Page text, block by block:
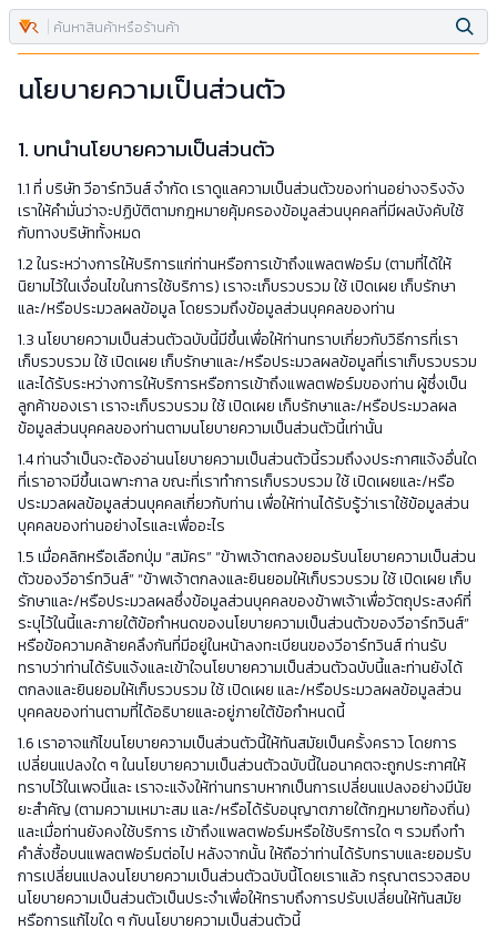
นโยบายความเป็นส่วนตัว
1. บทนำนโยบายความเป็นส่วนตัว
1.1 ที่ บริษัท วีอาร์ทวินส์ จำกัด เราดูแลความเป็นส่วนตัวของท่านอย่างจริงจัง
เราให้คำมั่นว่าจะปฏิบัติตามกฎหมายคุ้มครองข้อมูลส่วนบุคคลที่มีผลบังคับใช้
กับทางบริษัททั้งหมด
1.2 ในระหว่างการให้บริการแก่ท่านหรือการเข้าถึงแพลตฟอร์ม (ตามที่ได้ให้
นิยามไว้ในเงื่อนไขในการใช้บริการ) เราจะเก็บรวบรวม ใช้ เปิดเผย เก็บรักษา
และ/หรือประมวลผลข้อมูล โดยรวมถึงข้อมูลส่วนบุคคลของท่าน
1.3 นโยบายความเป็นส่วนตัวฉบับนี้มีขึ้นเพื่อให้ท่านทราบเกี่ยวกับวิธีการที่เรา
เก็บรวบรวม ใช้ เปิดเผย เก็บรักษาและ/หรือประมวลผลข้อมูลที่เราเก็บรวบรวม
และได้รับระหว่างการให้บริการหรือการเข้าถึงแพลตฟอร์มของท่าน ผู้ซึ่งเป็น
ลูกค้าของเรา เราจะเก็บรวบรวม ใช้ เปิดเผย เก็บรักษาและ/หรือประมวลผล
ข้อมูลส่วนบุคคลของท่านตามนโยบายความเป็นส่วนตัวนี้เท่านั้น
1.4 ท่านจำเป็นจะต้องอ่านนโยบายความเป็นส่วนตัวนี้รวมถึงงประกาศแจ้งอื่นใด
ที่เราอาจมีขึ้นเฉพาะกาล ขณะที่เราทำการเก็บรวบรวม ใช้ เปิดเผยและ/หรือ
ประมวลผลข้อมูลส่วนบุคคลเกี่ยวกับท่าน เพื่อให้ท่านได้รับรู้ว่าเราใช้ข้อมูลส่วน
บุคคลของท่านอย่างไรและเพื่ออะไร
1.5 เมื่อคลิกหรือเลือกปุ่ม “สมัคร” “ข้าพเจ้าตกลงยอมรับนโยบายความเป็นส่วน
ตัวของวีอาร์ทวินส์” “ข้าพเจ้าตกลงและยินยอมให้เก็บรวบรวม ใช้ เปิดเผย เก็บ
รักษาและ/หรือประมวลผลซึ่งข้อมูลส่วนบุคคลของข้าพเจ้าเพื่อวัตถุประสงค์ที่
ระบุไว้ในนี้และภายใต้ข้อกำหนดของนโยบายความเป็นส่วนตัวของวีอาร์ทวินส์”
หรือข้อความคล้ายคลึงกันที่มีอยู่ในหน้าลงทะเบียนของวีอาร์ทวินส์ ท่านรับ
ทราบว่าท่านได้รับแจ้งและเข้าใจนโยบายความเป็นส่วนตัวฉบับนี้และท่านยังได้
ตกลงและยินยอมให้เก็บรวบรวม ใช้ เปิดเผย และ/หรือประมวลผลข้อมูลส่วน
บุคคลของท่านตามที่ได้อธิบายและอยู่ภายใต้ข้อกำหนดนี้
1.6 เราอาจแก้ไขนโยบายความเป็นส่วนตัวนี้ให้ทันสมัยเป็นครั้งคราว โดยการ
เปลี่ยนแปลงใด ๆ ในนโยบายความเป็นส่วนตัวฉบับนี้ในอนาคตจะถูกประกาศให้
ทราบไว้ในเพจนี้และ เราจะแจ้งให้ท่านทราบหากเป็นการเปลี่ยนแปลงอย่างมีนัย
ยะสำคัญ (ตามความเหมาะสม และ/หรือได้รับอนุญาตภายใต้กฎหมายท้องถิ่น)
และเมื่อท่านยังคงใช้บริการ เข้าถึงแพลตฟอร์มหรือใช้บริการใด ๆ รวมถึงทำ
คำสั่งซื้อบนแพลตฟอร์มต่อไป หลังจากนั้น ให้ถือว่าท่านได้รับทราบและยอมรับ
การเปลี่ยนแปลงนโยบายความเป็นส่วนตัวฉบับนี้โดยเราแล้ว กรุณาตรวจสอบ
นโยบายความเป็นส่วนตัวเป็นประจำเพื่อให้ทราบถึงการปรับเปลี่ยนให้ทันสมัย
หรือการแก้ไขใด ๆ กับนโยบายความเป็นส่วนตัวนี้